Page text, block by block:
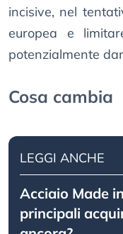
incisive, nel
europea e
potenzialmente
Cosa cambia
LEGGI ANCHE
Acciaio Made
principali